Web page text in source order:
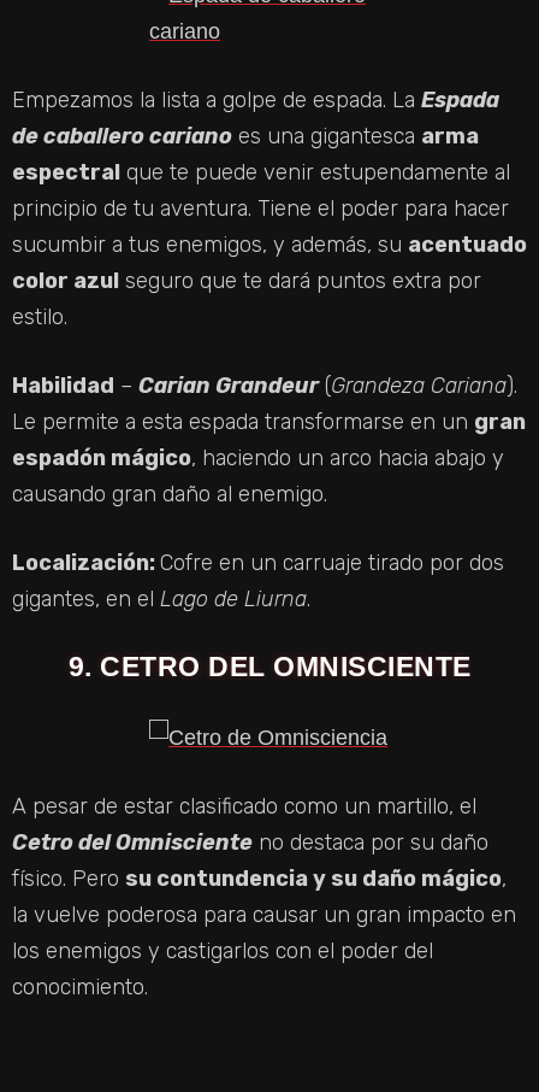
Empezamos la lista a golpe de espada. La Espada
de caballero cariano es una gigantesca arma
espectral que te puede venir estupendamente al
principio de tu aventura. Tiene el poder para hacer
sucumbir a tus enemigos, y además, su acentuado
color azul seguro que te dará puntos extra por
estilo.
Habilidad – Carian Grandeur(Grandeza Cariana).
Le permite a esta espada transformarse en un gran
espadón mágico, haciendo un arco hacia abajo y
causando gran daño al enemigo.
Localización:Cofre en un carruaje tirado por dos
gigantes, en el Lago de Liurna.
9. CETRO DEL OMNISCIENTE
A pesar de estar clasificado como un martillo, el
Cetro del Omnisciente no destaca por su daño
físico. Pero su contundencia y su daño mágico,
la vuelve poderosa para causar un gran impacto en
los enemigos y castigarlos con el poder del
conocimiento.